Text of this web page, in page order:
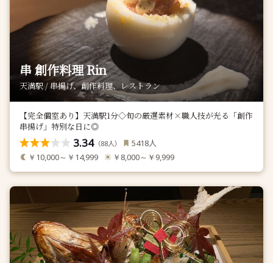
串 創作料理 Rin
天満駅 / 串揚げ、創作料理、レストラン
【完全個室あり】天満駅1分◇旬の厳選素材×職人技が光る「創作
串揚げ」特別な日に◎
3.34（88人） 5418人
￥10,000～￥14,999 ￥8,000～￥9,999